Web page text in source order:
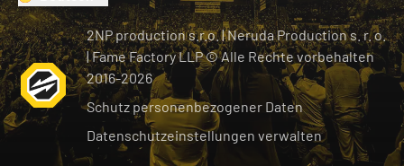
2NP production s.r.o.|Neruda Production s. r. o.
| Fame Factory LLP © Alle Rechte vorbehalten
2016-2026
Schutz personenbezogener Daten
Datenschutzeinstellungen verwalten